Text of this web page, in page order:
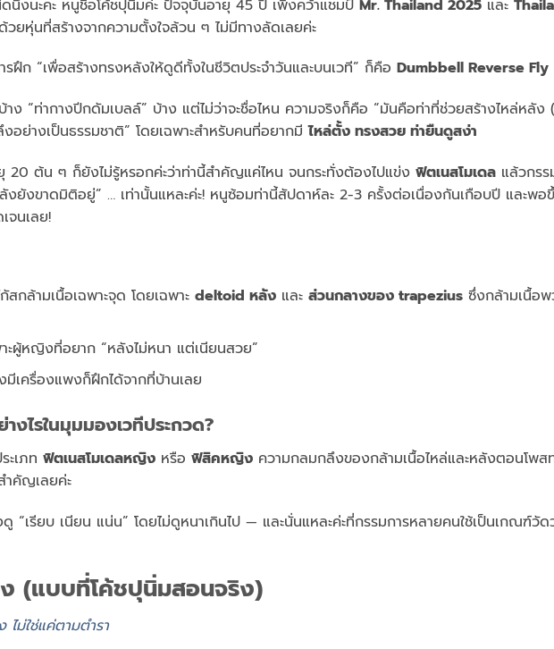
นึงนะคะ หนูชื่อโค้ชปุนิ่มค่ะ ปัจจุบันอายุ 45 ปี เพิ่งคว้าแชมป์ Mr. Thailand 2025 และ
ยหุ่นที่สร้างจากความตั้งใจล้วน ๆ ไม่มีทางลัดเลยค่ะ
ฝึก “เพื่อสร้างทรงหลังให้ดูดีทั้งในชีวิตประจำวันและบนเวที” ก็คือ Dumbbell Reverse Fly
ง “ท่ากางปีกดัมเบลล์” บ้าง แต่ไม่ว่าจะชื่อไหน ความจริงก็คือ “มันคือท่าที่ช่วยสร้างไหล่หลัง
ย่างเป็นธรรมชาติ” โดยเฉพาะสำหรับคนที่อยากมีไหล่ตั้ง ทรงสวย ท่ายืนดูสง่า
20 ต้น ๆ ก็ยังไม่รู้หรอกค่ะว่าท่านี้สำคัญแค่ไหน จนกระทั่งต้องไปแข่ง ฟิตเนสโมเดล แล้วกรร
งยังขาดมิติอยู่” … เท่านั้นแหละค่ะ! หนูซ้อมท่านี้สัปดาห์ละ 2-3 ครั้งต่อเนื่องกันเกือบปี และพอ
จนเลย!
กล้ามเนื้อเฉพาะจุด โดยเฉพาะ deltoid หลังและ ส่วนกลางของ trapeziusซึ่งกล้ามเนื้อ
ะผู้หญิงที่อยาก “หลังไม่หนา แต่เนียนสวย”
เครื่องแพงก็ฝึกได้จากที่บ้านเลย
ไรในมุมมองเวทีประกวด?
ะเภท ฟิตเนสโมเดลหญิง หรือ ฟิสิคหญิง ความกลมกลึงของกล้ามเนื้อไหล่และหลังตอนโพส
คัญเลยค่ะ
“เรียบ เนียน แน่น” โดยไม่ดูหนาเกินไป — และนั่นแหละค่ะที่กรรมการหลายคนใช้เป็นเกณฑ์วั
(แบบที่โค้ชปุนิ่มสอนจริง)
ม่ใช่แค่ตามตำรา